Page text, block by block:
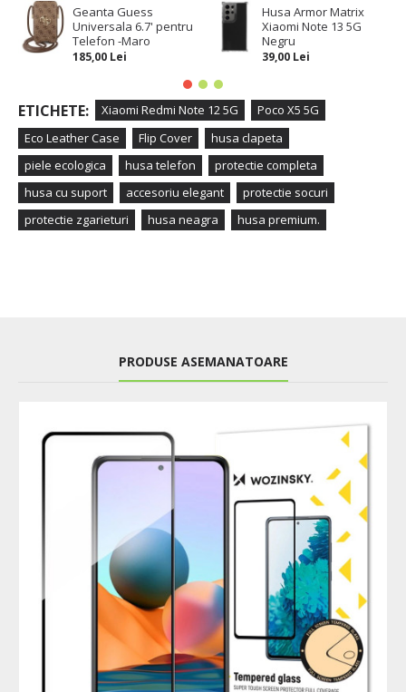
Geanta Guess
Universala 6.7' pentru
Telefon -Maro
185,00 Lei
Husa Armor Matrix
Xiaomi Note 13 5G
Negru
39,00 Lei
ETICHETE: Xiaomi Redmi Note 12 5G
Poco X5 5G
Eco Leather Case
Flip Cover
husa clapeta
piele ecologica
husa telefon
protectie completa
husa cu suport
accesoriu elegant
protectie socuri
protectie zgarieturi
husa neagra husa premium.
PRODUSE ASEMANATOARE